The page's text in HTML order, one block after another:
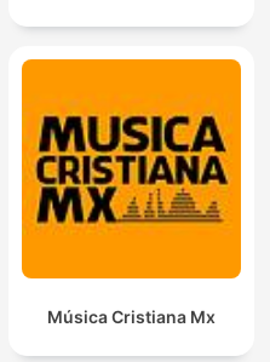
Música Cristiana Mx